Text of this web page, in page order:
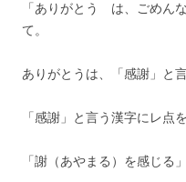
「ありがとう は、ごめん
て。
ありがとうは、「感謝」と
「感謝」と言う漢字にレ点
「謝（あやまる）を感じる